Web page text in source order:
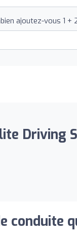
ajoutez-vous 1 +
Driving
conduite